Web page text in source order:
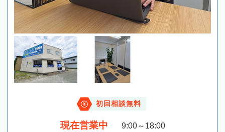
初回相談無料
現在営業中 9:00～18:00